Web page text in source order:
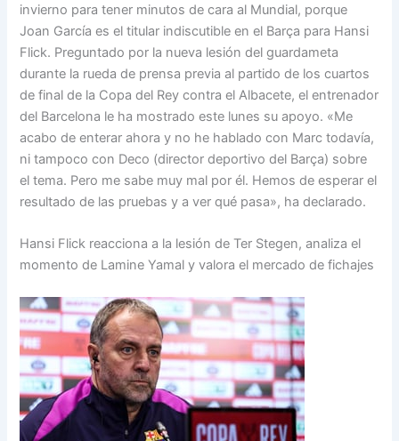
invierno para tener minutos de cara al Mundial, porque
Joan García es el titular indiscutible en el Barça para Hansi
Flick. Preguntado por la nueva lesión del guardameta
durante la rueda de prensa previa al partido de los cuartos
de final de la Copa del Rey contra el Albacete, el entrenador
del Barcelona le ha mostrado este lunes su apoyo. «Me
acabo de enterar ahora y no he hablado con Marc todavía,
ni tampoco con Deco (director deportivo del Barça) sobre
el tema. Pero me sabe muy mal por él. Hemos de esperar el
resultado de las pruebas y a ver qué pasa», ha declarado.
Hansi Flick reacciona a la lesión de Ter Stegen, analiza el
momento de Lamine Yamal y valora el mercado de fichajes